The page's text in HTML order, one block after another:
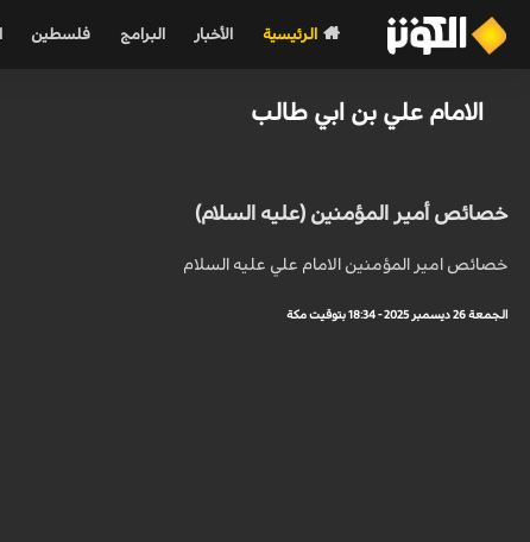
الرئيسية الأخبار البرامج فلسطين
الامام علي بن ابي طالب
خصائص أمير المؤمنين (عليه السلام)
خصائص امير المؤمنين الامام علي عليه السلام
الجمعة 26 ديسمبر 2025 - 18:34 بتوقيت مكة